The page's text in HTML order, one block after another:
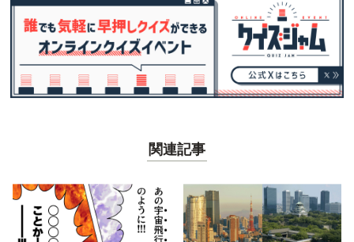
関連記事